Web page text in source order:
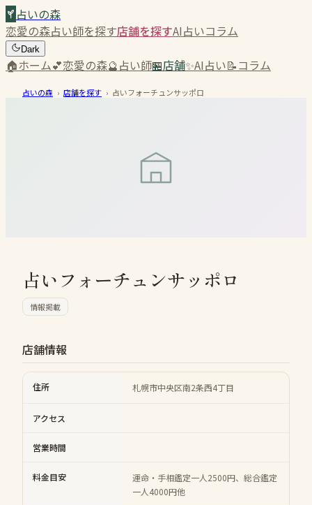
占いの森
恋愛の森占い師を探す店舗を探すAI占いコラム
Dark
🏠ホーム💕恋愛の森🔮占い師🏪店舗✨AI占い📝コラム
占いの森 › 店舗を探す › 占いフォーチュンサッポロ
占いフォーチュンサッポロ
情報掲載
店舗情報
住所 札幌市中央区南2条西4丁目
アクセス
営業時間
料金目安
運命・手相鑑定一人2500円、総合鑑定
一人4000円他